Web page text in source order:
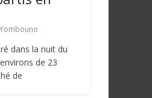
dans la nuit du
de 23
de